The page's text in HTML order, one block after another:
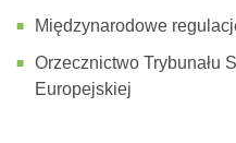
Międzynarodowe
Orzecznictwo Trybunału
Europejskiej